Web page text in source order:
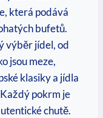
která podává
bufetů.
výběr jídel, od
jsou meze,
klasiky a jídla
pokrm je
chutě.